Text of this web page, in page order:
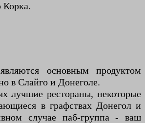
Корка.
основным продуктом
в Слайго и Донеголе.
лучшие рестораны, некоторые
в графствах Донегол и
случае паб-группа - ваш